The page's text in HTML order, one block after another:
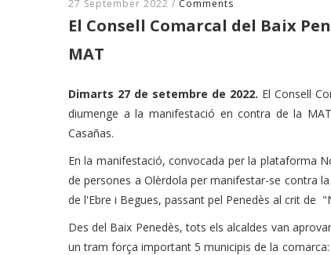
27 September 2022 / Comments
El Consell Comarcal del Baix
MAT
Dimarts 27 de setembre de 2022. El Consell
diumenge a la manifestació en contra de la
Casañas.
En la manifestació, convocada per la plataforma
de persones a Olèrdola per manifestar-se contra
de l'Ebre i Begues, passant pel Penedès al crit de
Des del Baix Penedès, tots els alcaldes van
un tram força important 5 municipis de la comarca: